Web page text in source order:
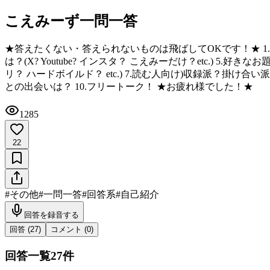
こえみーず一問一答
★答えたくない・答えられないものは飛ばしてOKです！★
は？(X? Youtube? インスタ？ こえみーだけ？etc.) 5.好きな
リ？ ハードボイルド？ etc.) 7.読む人向け)収録派？掛け合
との出会いは？ 10.フリートーク！ ★お疲れ様でした！★
1285
22
#その他#一問一答#回答系#自己紹介
回答を録音する
回答 (27) コメント (0)
回答一覧27件